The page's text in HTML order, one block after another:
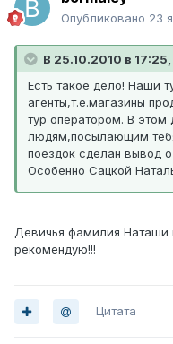
Опубликовано 23
В 25.10.2010 в
Есть такое дело! Наши
агенты,т.е.магазины
тур оператором. В этом
людям,посылающим
поездок сделан вывод
Особенно Сацкой
Девичья фамилия Наташи
рекомендую!!!
Цитата